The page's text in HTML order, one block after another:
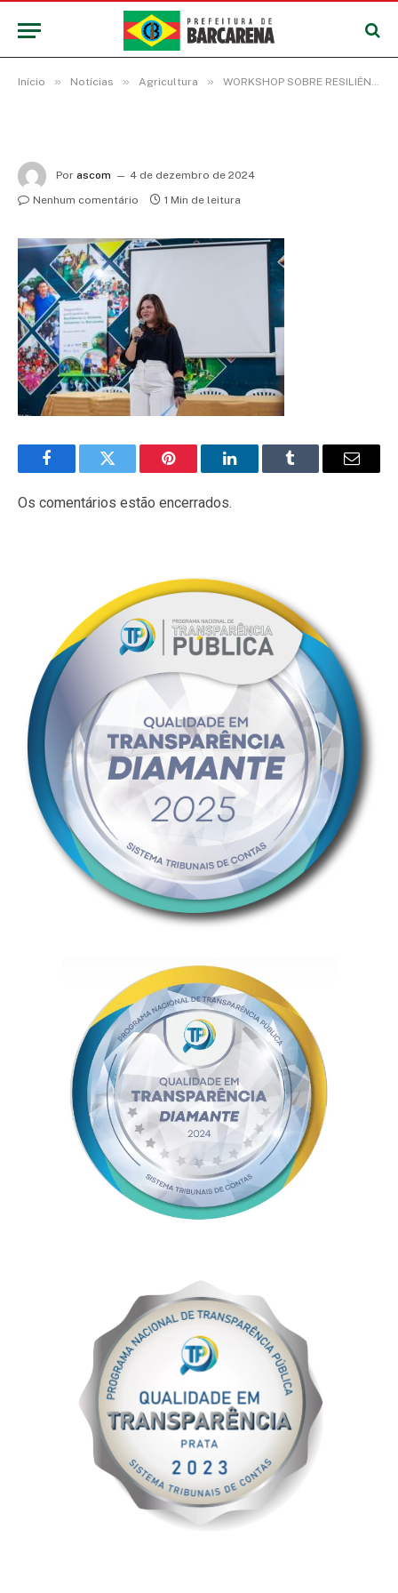
Início » Notícias » Agricultura » WORKSHOP SOBRE RESILIÊNCIA DOS SISTEMAS ALIMENTARES: FORTALECENDO A PRODUÇÃO, TRANSFORMAÇÃO E DISTRIBUIÇÃO DE ALIMENTOS EM BARCARENA
Por ascom
4 de dezembro de 2024
Nenhum comentário
1 Min de leitura
FacebookTwitter Pinterest LinkedInTumblr
E-
Os comentários estão encerrados.